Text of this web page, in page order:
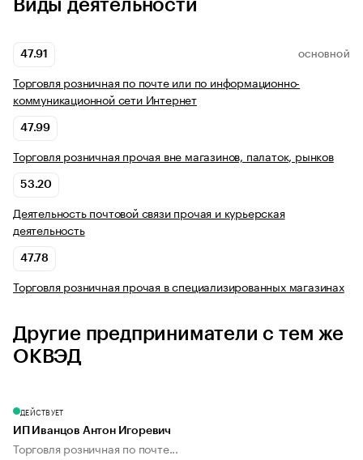
Виды деятельности
47.91 ОСНОВНОЙ
Торговля розничная по почте или по информационно-
коммуникационной сети Интернет
47.99
Торговля розничная прочая вне магазинов, палаток, рынков
53.20
Деятельность почтовой связи прочая и курьерская
деятельность
47.78
Торговля розничная прочая в специализированных магазинах
Другие предприниматели с тем же
ОКВЭД
ДЕЙСТВУЕТ
ИП Иванцов Антон Игоревич
Торговля розничная по почте...